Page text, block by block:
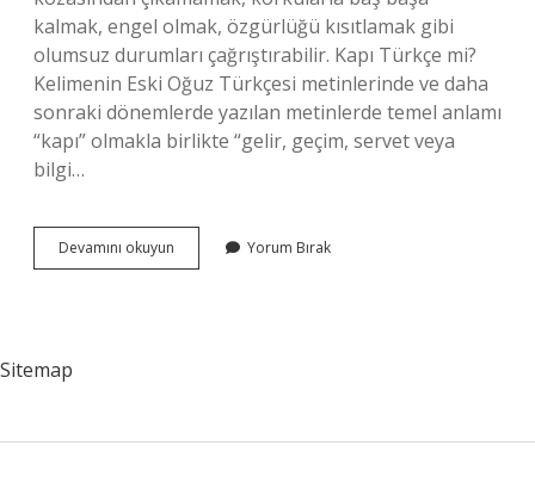
kalmak, engel olmak, özgürlüğü kısıtlamak gibi
olumsuz durumları çağrıştırabilir. Kapı Türkçe mi?
Kelimenin Eski Oğuz Türkçesi metinlerinde ve daha
sonraki dönemlerde yazılan metinlerde temel anlamı
“kapı” olmakla birlikte “gelir, geçim, servet veya
bilgi…
Devamını okuyun
Neyi
Yorum Bırak
Sitemap